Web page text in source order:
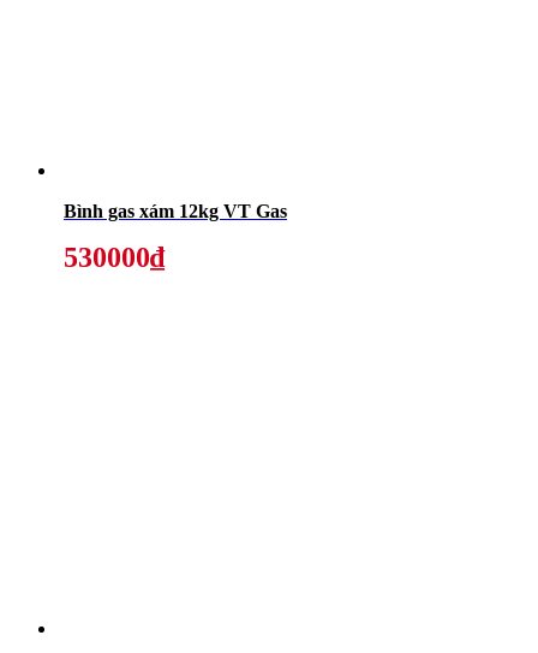
Bình gas xám 12kg VT Gas
530000₫